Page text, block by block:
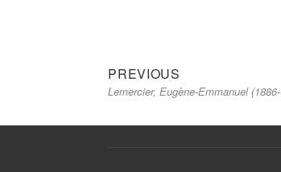
Navigation
de
PREVIOUS
post:
Lemercier, Eugène-Emmanuel